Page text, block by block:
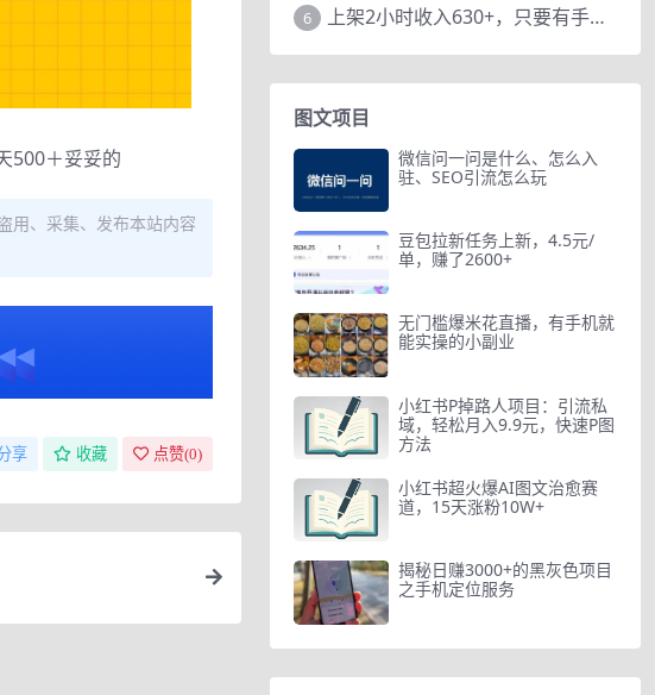
500＋妥妥的
用、采集、发布本站内容
享 收藏 点赞(0)
6 上架2小时收入630+，只要有手就能做的AI搞钱项目，奶奶看完都能学会!
图文项目
微信问一问是什么、怎么入
驻、SEO引流怎么玩
豆包拉新任务上新，4.5元/
单，赚了2600+
无门槛爆米花直播，有手机就
能实操的小副业
小红书P掉路人项目：引流私
域，轻松月入9.9元，快速P图
方法
小红书超火爆AI图文治愈赛
道，15天涨粉10W+
揭秘日赚3000+的黑灰色项目
之手机定位服务